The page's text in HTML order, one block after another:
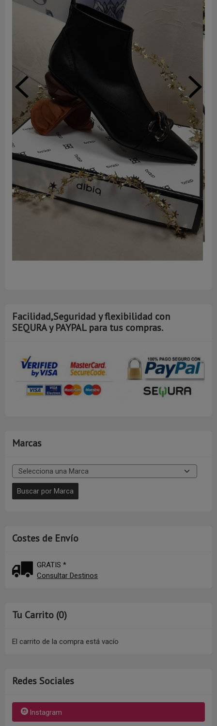
Facilidad,Seguridad y flexibilidad con
SEQURA y PAYPAL para tus compras.
Marcas
Costes de Envío
GRATIS *
Consultar Destinos
Tu Carrito (0)
El carrito de la compra está vacío
Redes Sociales
Instagram